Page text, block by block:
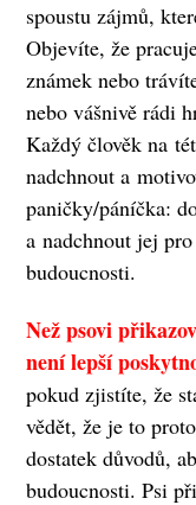
spoustu zájmů,
Objevíte, že
známek nebo
nebo vášnivě rádi
Každý člověk na
nadchnout a
paničky/páníčka:
a nadchnout jej
budoucnosti.
Než psovi
není lepší
pokud zjistíte, že
vědět, že je to
dostatek důvodů,
budoucnosti. Psi